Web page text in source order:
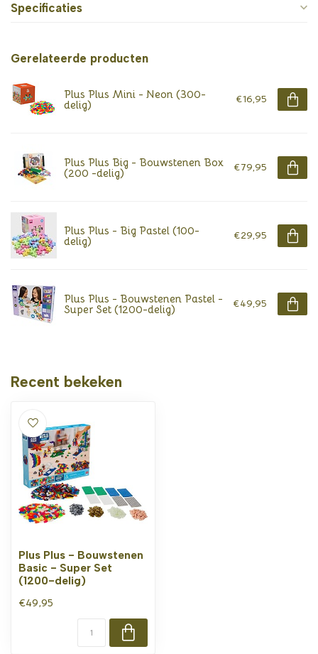
Specificaties
Gerelateerde producten
Plus Plus Mini - Neon (300-
delig) €16,95
Plus Plus Big - Bouwstenen Box
(200 -delig) €79,95
Plus Plus - Big Pastel (100-
delig) €29,95
Plus Plus - Bouwstenen Pastel -
Super Set (1200-delig) €49,95
Recent bekeken
Plus Plus - Bouwstenen
Basic - Super Set
(1200-delig)
€49,95